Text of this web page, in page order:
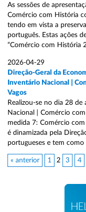
As sessões de
Comércio com História
tendo em vista a
português. Estas ações
“Comércio com História
2026-04-29
Direção-Geral da
Inventário Nacional |
Vagos
Realizou-se no dia 28
Nacional | Comércio
medida 7: Comércio
é dinamizada pela
portugueses e tem como
« anterior 1 2 3 4